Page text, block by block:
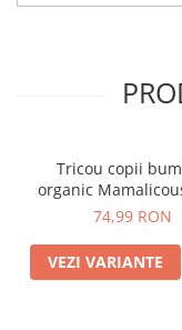
Tricou copii
organic
Anora
74,99 RON
VEZI VARIANTE